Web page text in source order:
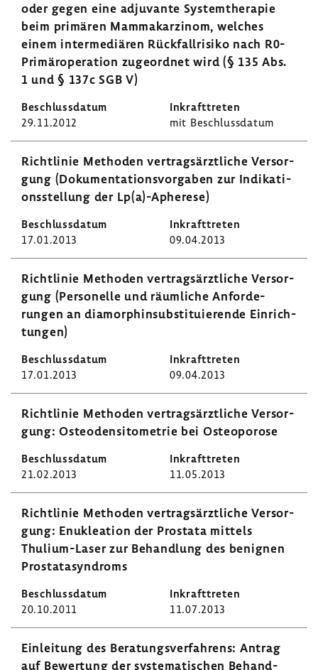
oder gegen eine adju­vante System­the­rapie
beim primären Mamma­kar­zinom, welches
einem inter­me­diären Rück­fall­ri­siko nach R0-​
Primäroperation zuge­ordnet wird (§ 135 Abs.
1 und § 137c SGB V)
29.11.2012 mit Beschluss­datum
Richt­linie Methoden vertrags­ärzt­liche Versor­
gung (Doku­men­ta­ti­ons­vor­gaben zur Indi­ka­ti­
ons­stel­lung der Lp(a)-​Apherese)
17.01.2013 09.04.2013
Richt­linie Methoden vertrags­ärzt­liche Versor­
gung (Perso­nelle und räum­liche Anfor­de­
rungen an diamor­phin­sub­sti­tu­ie­rende Einrich­
tungen)
17.01.2013 09.04.2013
Richt­linie Methoden vertrags­ärzt­liche Versor­
gung: Osteo­den­si­to­me­trie bei Osteo­po­rose
21.02.2013 11.05.2013
Richt­linie Methoden vertrags­ärzt­liche Versor­
gung: Enuklea­tion der Prostata mittels
Thulium-​Laser zur Behand­lung des benignen
Prosta­ta­syn­droms
20.10.2011 11.07.2013
Einlei­tung des Bera­tungs­ver­fah­rens: Antrag
auf Bewer­tung der syste­ma­ti­schen Behand­